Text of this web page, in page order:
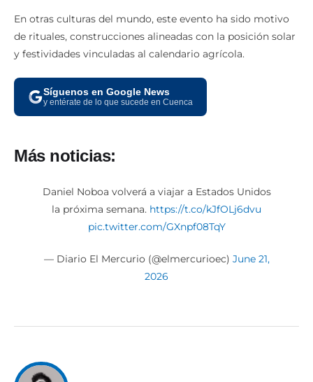
En otras culturas del mundo, este evento ha sido motivo
de rituales, construcciones alineadas con la posición solar
y festividades vinculadas al calendario agrícola.
Síguenos en Google News
y entérate de lo que sucede en Cuenca
Más noticias:
Daniel Noboa volverá a viajar a Estados Unidos
la próxima semana. https://t.co/kJfOLj6dvu
pic.twitter.com/GXnpf08TqY
— Diario El Mercurio (@elmercurioec) June 21,
2026